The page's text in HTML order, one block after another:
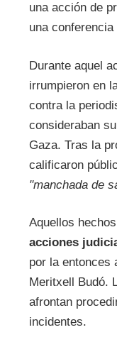
una acción de
una
Durante aquel
irrumpieron en
contra la
consideraban
Gaza. Tras la
calificaron
"manchada de
Aquellos
acciones
por la entonces
Meritxell Budó.
afrontan
incidentes.